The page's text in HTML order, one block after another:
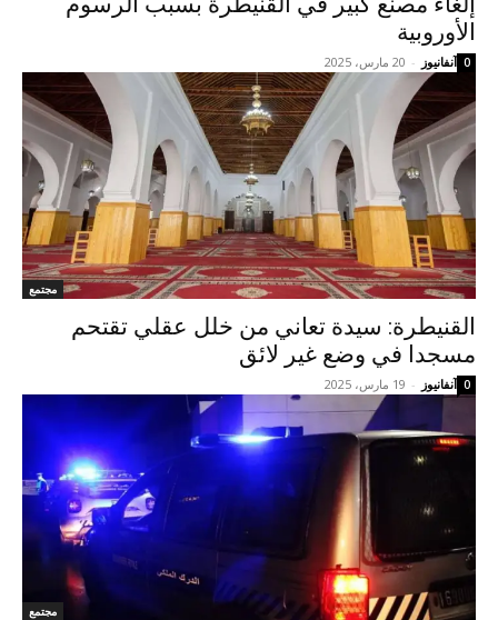
الأوروبية
آنفانيوز - 20 مارس، 2025 0
مجتمع
القنيطرة: سيدة تعاني من خلل عقلي تقتحم
مسجدا في وضع غير لائق
آنفانيوز - 19 مارس، 2025 0
مجتمع